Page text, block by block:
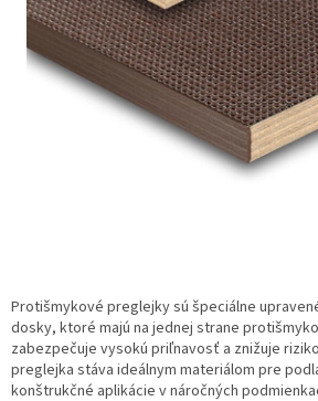
Protišmykové preglejky sú špeciálne
dosky, ktoré majú na jednej strane
zabezpečuje vysokú priľnavosť a znižuje
preglejka stáva ideálnym materiálom pre
konštrukčné aplikácie v náročných